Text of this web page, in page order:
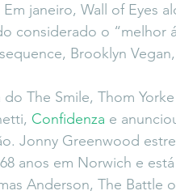
Em janeiro, Wall of Eyes
considerado o “melhor
Brooklyn
do The Smile, Thom
Confidenza e
Jonny Greenwood
anos em Norwich e
Anderson, The Battle